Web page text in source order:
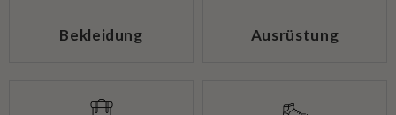
Bekleidung Ausrüstung